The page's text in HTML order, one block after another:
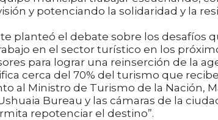
y potenciando la solidaridad y la
planteó el debate sobre los desafíos
en el sector turístico en los
para lograr una reinserción de la
cerca del 70% del turismo que
al Ministro de Turismo de la Nación,
Bureau y las cámaras de la
repotenciar el destino”.